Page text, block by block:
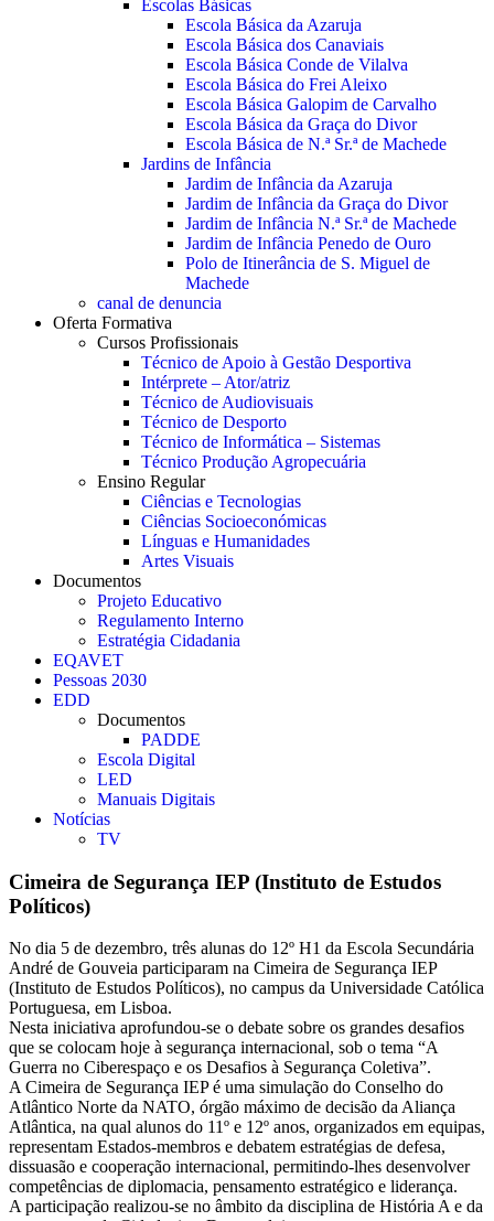
Escolas Básicas
Escola Básica da Azaruja
Escola Básica dos Canaviais
Escola Básica Conde de Vilalva
Escola Básica do Frei Aleixo
Escola Básica Galopim de Carvalho
Escola Básica da Graça do Divor
Escola Básica de N.ª Sr.ª de Machede
Jardins de Infância
Jardim de Infância da Azaruja
Jardim de Infância da Graça do Divor
Jardim de Infância N.ª Sr.ª de Machede
Jardim de Infância Penedo de Ouro
Polo de Itinerância de S. Miguel de
Machede
canal de denuncia
Oferta Formativa
Cursos Profissionais
Técnico de Apoio à Gestão Desportiva
Intérprete – Ator/atriz
Técnico de Audiovisuais
Técnico de Desporto
Técnico de Informática – Sistemas
Técnico Produção Agropecuária
Ensino Regular
Ciências e Tecnologias
Ciências Socioeconómicas
Línguas e Humanidades
Artes Visuais
Documentos
Projeto Educativo
Regulamento Interno
Estratégia Cidadania
EQAVET
Pessoas 2030
EDD
Documentos
PADDE
Escola Digital
LED
Manuais Digitais
Notícias
TV
Cimeira de Segurança IEP (Instituto de Estudos
Políticos)
No dia 5 de dezembro, três alunas do 12º H1 da Escola Secundária
André de Gouveia participaram na Cimeira de Segurança IEP
(Instituto de Estudos Políticos), no campus da Universidade Católica
Portuguesa, em Lisboa.
Nesta iniciativa aprofundou-se o debate sobre os grandes desafios
que se colocam hoje à segurança internacional, sob o tema “A
Guerra no Ciberespaço e os Desafios à Segurança Coletiva”.
A Cimeira de Segurança IEP é uma simulação do Conselho do
Atlântico Norte da NATO, órgão máximo de decisão da Aliança
Atlântica, na qual alunos do 11º e 12º anos, organizados em equipas,
representam Estados-membros e debatem estratégias de defesa,
dissuasão e cooperação internacional, permitindo-lhes desenvolver
competências de diplomacia, pensamento estratégico e liderança.
A participação realizou-se no âmbito da disciplina de História A e da